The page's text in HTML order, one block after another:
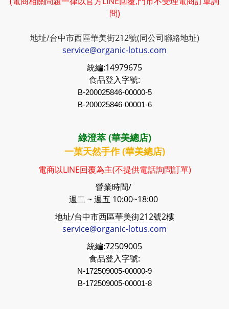
問)
地址/台中市西區華美街212號(同公司聯絡地址)
service@organic-lotus.com
統編:14979675
食品登入字號:
B-200025846-00000-5
B-200025846-00001-6
綠澄萃 (華美總店)
一菓天然手作 (華美總店)
電商以LINE回覆為主(不提供電話詢問訂單)
營業時間/
週二 ~ 週五 10:00~18:00
地址/台中市西區華美街212號2樓
service@organic-lotus.com
統編:72509005
食品登入字號:
N-172509005-00000-9
B-172509005-00001-8